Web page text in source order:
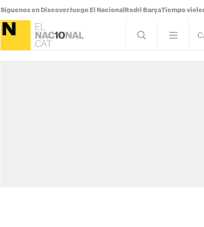
Síguenos en DiscoverJuego El Nacional Rodri BarçaTiempo